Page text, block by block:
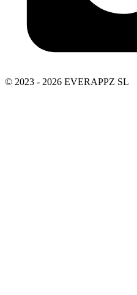
© 2023 - 2026 EVERAPPZ SL